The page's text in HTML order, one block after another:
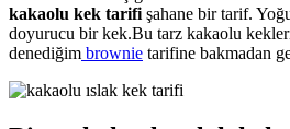
kakaolu kek tarifi şahane bir tarif.
doyurucu bir kek.Bu tarz kakaolu
denediğim brownie tarifine bakmadan